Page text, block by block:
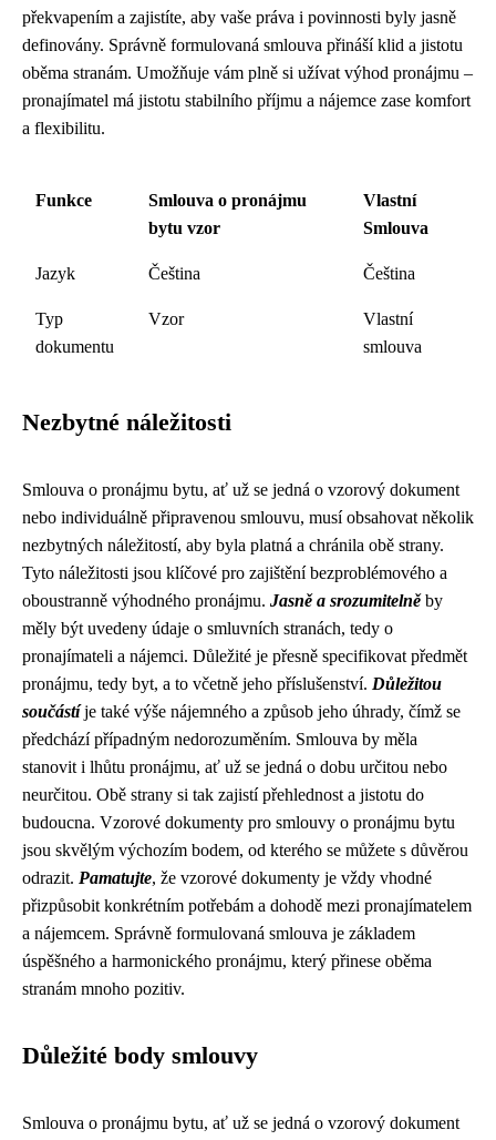
překvapením a zajistíte, aby vaše práva i povinnosti byly jasně
definovány. Správně formulovaná smlouva přináší klid a jistotu
oběma stranám. Umožňuje vám plně si užívat výhod pronájmu –
pronajímatel má jistotu stabilního příjmu a nájemce zase komfort
a flexibilitu.
Funkce
Smlouva o pronájmu
bytu vzor
Vlastní
Smlouva
Jazyk Čeština Čeština
Typ
dokumentu
Vzor
Vlastní
smlouva
Nezbytné náležitosti
Smlouva o pronájmu bytu, ať už se jedná o vzorový dokument
nebo individuálně připravenou smlouvu, musí obsahovat několik
nezbytných náležitostí, aby byla platná a chránila obě strany.
Tyto náležitosti jsou klíčové pro zajištění bezproblémového a
oboustranně výhodného pronájmu. Jasně a srozumitelněby
měly být uvedeny údaje o smluvních stranách, tedy o
pronajímateli a nájemci. Důležité je přesně specifikovat předmět
pronájmu, tedy byt, a to včetně jeho příslušenství. Důležitou
součástíje také výše nájemného a způsob jeho úhrady, čímž se
předchází případným nedorozuměním. Smlouva by měla
stanovit i lhůtu pronájmu, ať už se jedná o dobu určitou nebo
neurčitou. Obě strany si tak zajistí přehlednost a jistotu do
budoucna. Vzorové dokumenty pro smlouvy o pronájmu bytu
jsou skvělým výchozím bodem, od kterého se můžete s důvěrou
odrazit. Pamatujte, že vzorové dokumenty je vždy vhodné
přizpůsobit konkrétním potřebám a dohodě mezi pronajímatelem
a nájemcem. Správně formulovaná smlouva je základem
úspěšného a harmonického pronájmu, který přinese oběma
stranám mnoho pozitiv.
Důležité body smlouvy
Smlouva o pronájmu bytu, ať už se jedná o vzorový dokument